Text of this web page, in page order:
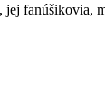
fanúšikovia,